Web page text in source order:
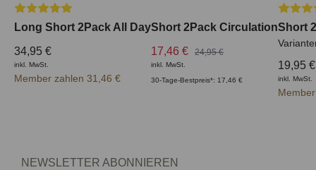
Durchschnittliche Bewertung von 5 von 5 Sternen
Long Short 2Pack All Day
34,95 €
inkl. MwSt.
Member zahlen 31,46 €
Short 2Pack Circulation
17,46 €
24,95 €
inkl. MwSt.
30-Tage-Bestpreis*: 17,46 €
Short
19,95 €
inkl. MwSt.
NEWSLETTER ABONNIEREN